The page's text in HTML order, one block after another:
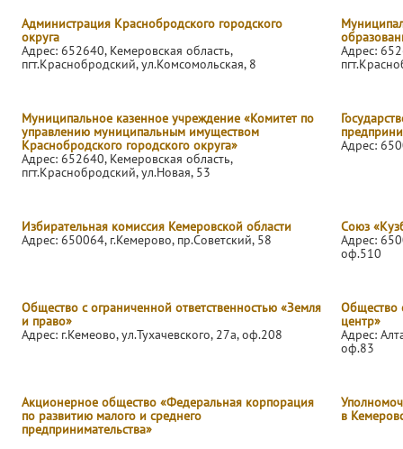
Администрация Краснобродского городского
округа
Адрес: 652640, Кемеровская область,
пгт.Краснобродский, ул.Комсомольская, 8
Адрес:
Муниципальное казенное учреждение «Комитет по
управлению муниципальным имуществом
Краснобродского городского округа»
Адрес: 652640, Кемеровская область,
пгт.Краснобродский, ул.Новая, 53
Адрес:
Избирательная комиссия Кемеровской области
Адрес: 650064, г.Кемерово, пр.Советский, 58
Союз
Адрес:
оф.510
Общество с ограниченной ответственностью «Земля
и право»
Адрес: г.Кемеово, ул.Тухачевского, 27а, оф.208
Общество
центр»
Адрес:
оф.83
Акционерное общество «Федеральная корпорация
по развитию малого и среднего
предпринимательства»
в